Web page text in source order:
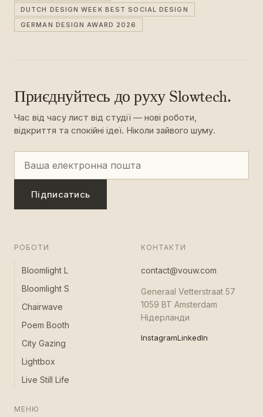
DUTCH DESIGN WEEK BEST SOCIAL DESIGN
GERMAN DESIGN AWARD 2026
Приєднуйтесь до руху Slowtech.
Час від часу лист від студії — нові роботи,
відкриття та спокійні ідеї. Ніколи зайвого шуму.
Підписатись
РОБОТИ
Bloomlight L
Bloomlight S
Chairwave
Poem Booth
City Gazing
Lightbox
Live Still Life
МЕНЮ
КОНТАКТИ
contact@vouw.com
Generaal Vetterstraat 57
1059 BT Amsterdam
Нідерланди
InstagramLinkedIn